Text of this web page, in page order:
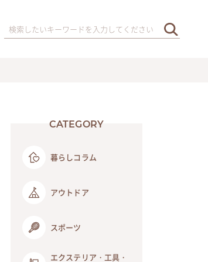
CATEGORY
暮らしコラム
アウトドア
スポーツ
エクステリア・工具・